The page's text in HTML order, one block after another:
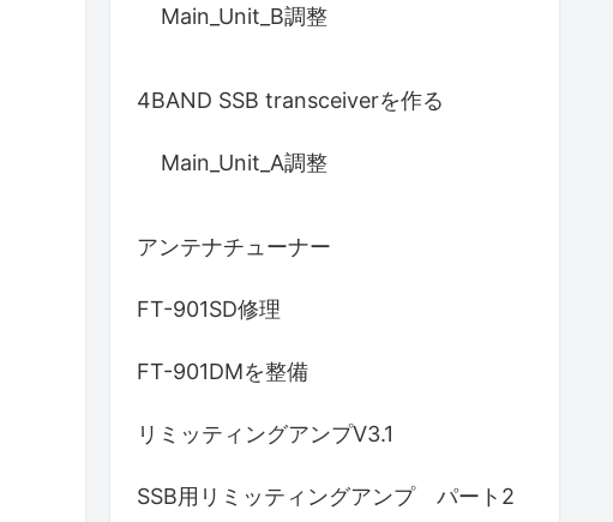
Main_Unit_B調整
4BAND SSB transceiverを作る
Main_Unit_A調整
アンテナチューナー
FT-901SD修理
FT-901DMを整備
リミッティングアンプV3.1
SSB用リミッティングアンプ パート2